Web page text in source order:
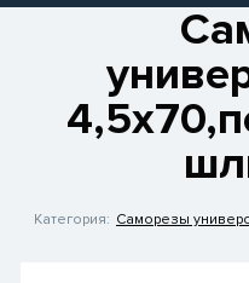
Категория: Саморезы